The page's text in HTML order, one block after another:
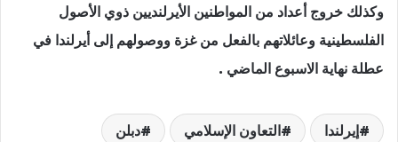
وكذلك خروج أعداد من المواطنين الأيرلنديين ذوي الأصول
الفلسطينية وعائلاتهم بالفعل من غزة ووصولهم إلى أيرلندا في
عطلة نهاية الاسبوع الماضي .
إيرلندا التعاون الإسلامي دبلن